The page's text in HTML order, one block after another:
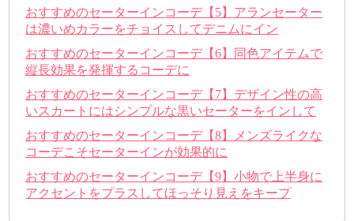
おすすめのセーターインコーデ【5】アランセーター
は濃いめカラーをチョイスしてデニムにイン
おすすめのセーターインコーデ【6】同色アイテムで
縦長効果を発揮するコーデに
おすすめのセーターインコーデ【7】デザイン性の高
いスカートにはシンプルな黒いセーターをインして
おすすめのセーターインコーデ【8】メンズライクな
コーデこそセーターインが効果的に
おすすめのセーターインコーデ【9】小物で上半身に
アクセントをプラスしてほっそり見えをキープ